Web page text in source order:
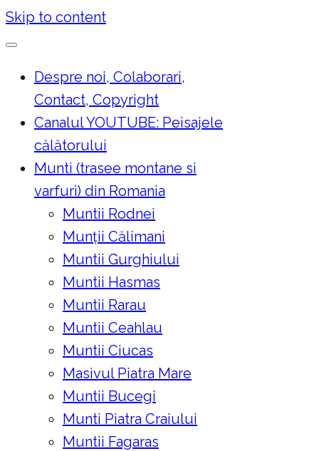
Skip to content
Despre noi, Colaborari,
Contact, Copyright
Canalul YOUTUBE: Peisajele
călătorului
Munti (trasee montane si
varfuri) din Romania
Muntii Rodnei
Munţii Călimani
Muntii Gurghiului
Muntii Hasmas
Muntii Rarau
Muntii Ceahlau
Muntii Ciucas
Masivul Piatra Mare
Muntii Bucegi
Munti Piatra Craiului
Muntii Fagaras